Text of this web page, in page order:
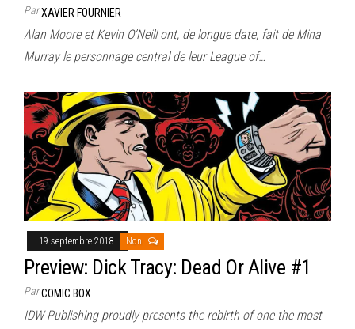
ParXAVIER FOURNIER
Alan Moore et Kevin O’Neill ont, de longue date, fait de Mina
Murray le personnage central de leur League of…
19 septembre 2018 Non
Preview: Dick Tracy: Dead Or Alive #1
ParCOMIC BOX
IDW Publishing proudly presents the rebirth of one the most